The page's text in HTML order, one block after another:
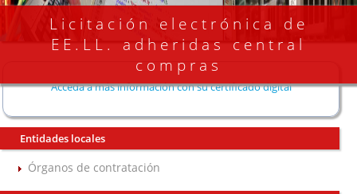
Licitación electrónica de
EE.LL. adheridas central
compras
Acceda a más información con su certificado digital
Entidades locales
Órganos de contratación